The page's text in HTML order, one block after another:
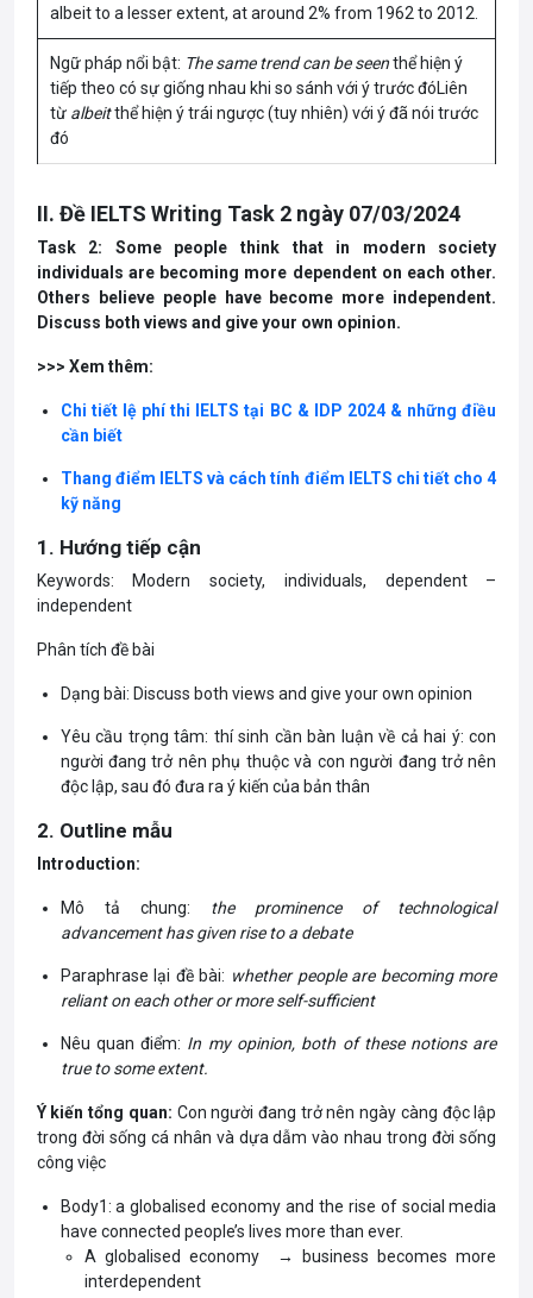
albeit to a lesser extent, at around 2% from 1962 to 2012.
Ngữ pháp nổi bật: The same trend can be seenthể hiện ý
tiếp theo có sự giống nhau khi so sánh với ý trước đóLiên
từ albeitthể hiện ý trái ngược (tuy nhiên) với ý đã nói trước
đó
II. Đề IELTS Writing Task 2 ngày 07/03/2024
Task 2: Some people think that in modern society
individuals are becoming more dependent on each other.
Others believe people have become more independent.
Discuss both views and give your own opinion.
>>> Xem thêm:
Chi tiết lệ phí thi IELTS tại BC & IDP 2024 & những điều
cần biết
Thang điểm IELTS và cách tính điểm IELTS chi tiết cho 4
kỹ năng
1. Hướng tiếp cận
Keywords: Modern society, individuals, dependent –
independent
Phân tích đề bài
Dạng bài: Discuss both views and give your own opinion
Yêu cầu trọng tâm: thí sinh cần bàn luận về cả hai ý: con
người đang trở nên phụ thuộc và con người đang trở nên
độc lập, sau đó đưa ra ý kiến của bản thân
2. Outline mẫu
Introduction:
Mô tả chung: the prominence of technological
advancement has given rise to a debate
Paraphrase lại đề bài: whether people are becoming more
reliant on each other or more self-sufficient
Nêu quan điểm: In my opinion, both of these notions are
true to some extent.
Ý kiến tổng quan: Con người đang trở nên ngày càng độc lập
trong đời sống cá nhân và dựa dẫm vào nhau trong đời sống
công việc
Body1: a globalised economy and the rise of social media
have connected people’s lives more than ever.
A globalised economy → business becomes more
interdependent